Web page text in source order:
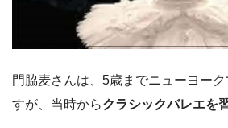
門脇麦さんは、5歳までニューヨー
すが、当時からクラシックバレエを